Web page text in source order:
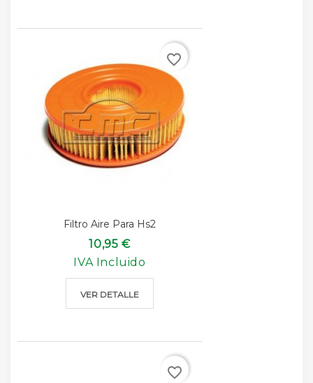
Filtro Aire Para Hs2
10,95 €
IVA Incluido
VER DETALLE
favorite_border
favorite_border